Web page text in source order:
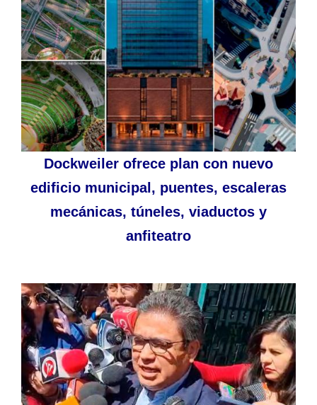
Dockweiler ofrece plan con nuevo
edificio municipal, puentes, escaleras
mecánicas, túneles, viaductos y
anfiteatro